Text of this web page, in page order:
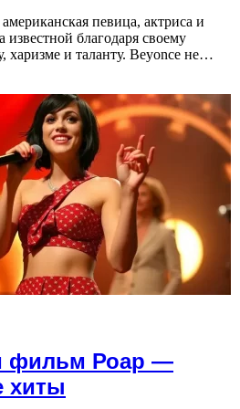
певица, актриса и
благодаря своему
харизме и таланту. Beyonce не…
фильм Роар —
хиты